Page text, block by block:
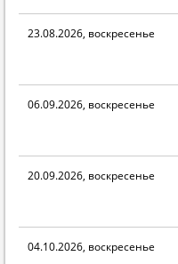
23.08.2026, воскресенье
06.09.2026, воскресенье
20.09.2026, воскресенье
04.10.2026, воскресенье